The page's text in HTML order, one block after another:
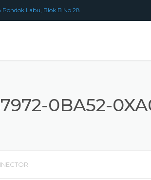
Pondok Labu, Blok B No.28
0BA52-